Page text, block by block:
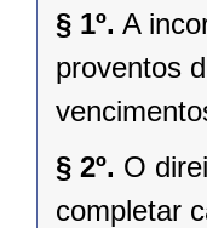
§ 1º. A
proventos
§ 2º. O
completar